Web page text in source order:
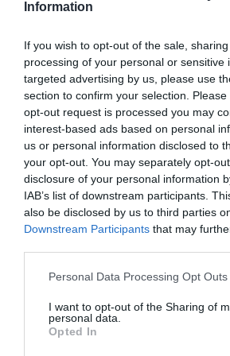
Information
If you wish to opt-out of the sale,
processing of your personal or sensitive
targeted advertising by us, please use
section to confirm your selection.
opt-out request is processed you may
interest-based ads based on personal
us or personal information disclosed to
your opt-out. You may separately opt-
disclosure of your personal information
IAB’s list of downstream participants.
also be disclosed by us to third parties
Downstream Participants that may
Please note that this website/app uses
not limited to your visit or usage
grant or deny consent to Google and its
use your data for below specified
Personal Data Processing Opt Outs
I want to opt-out of the Sharing of
personal data.
Opted In
One Tusk
Jamm
Boufarhat története azért is különleges,
tanult meg programozni, és alig két
hogy csupán 27 évesen, önerőből,
gazdagság innováció
programozás